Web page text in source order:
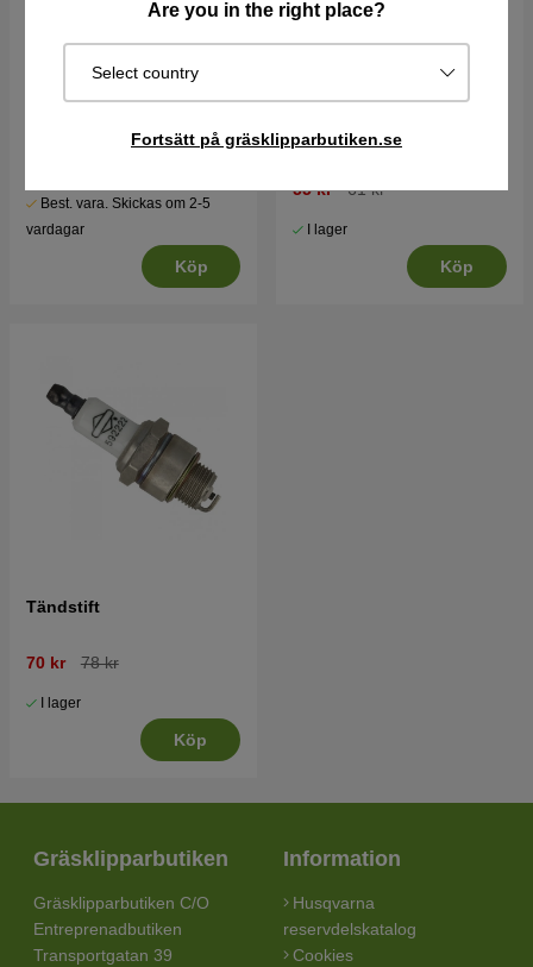
Are you in the right place?
Select country
Fortsätt på gräsklipparbutiken.se
Briggs & Stratton motor
15.5hk Intek I/C
Best. vara. Skickas om 2-5
vardagar
Köp
Luftfilter Briggs Stratton
272235
55 kr 61 kr
I lager
Köp
Tändstift
70 kr 78 kr
I lager
Köp
Gräsklipparbutiken
Gräsklipparbutiken C/O
Entreprenadbutiken
Transportgatan 39
Information
Husqvarna
reservdelskatalog
Cookies